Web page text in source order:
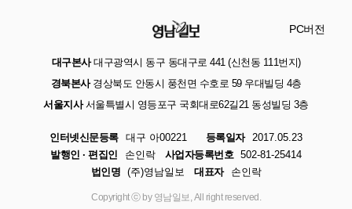
PC버전
대구본사대구광역시 동구 동대구로 441 (신천동 111번지)
경북본사경상북도 안동시 풍천면 수호로 59 우대빌딩 4층
서울지사서울특별시 영등포구 국회대로62길21 동성빌딩 3층
인터넷신문등록 대구 아00221 등록일자
2017.05.23
발행인 · 편집인
손인락 사업자등록번호 502-81-25414
법인명 (주)영남일보 대표자 손인락
Copyright ⓒ by 영남일보, All right reserved.